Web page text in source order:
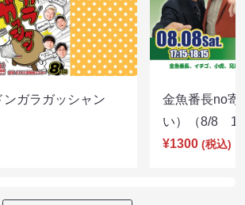
ガラガッシャン
金魚番長no寄
い）（8/8
¥1300 (税込)